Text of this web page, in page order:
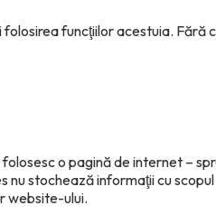
funcţiilor acestuia. Fără
o pagină de internet –
stochează informaţii cu
website-ului.